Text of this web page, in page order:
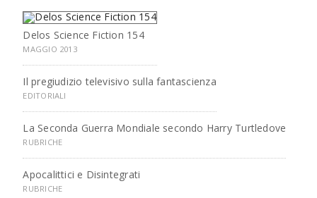
Delos Science Fiction 154
MAGGIO 2013
Il pregiudizio televisivo sulla fantascienza
EDITORIALI
La Seconda Guerra Mondiale secondo Harry Turtledove
RUBRICHE
Apocalittici e Disintegrati
RUBRICHE